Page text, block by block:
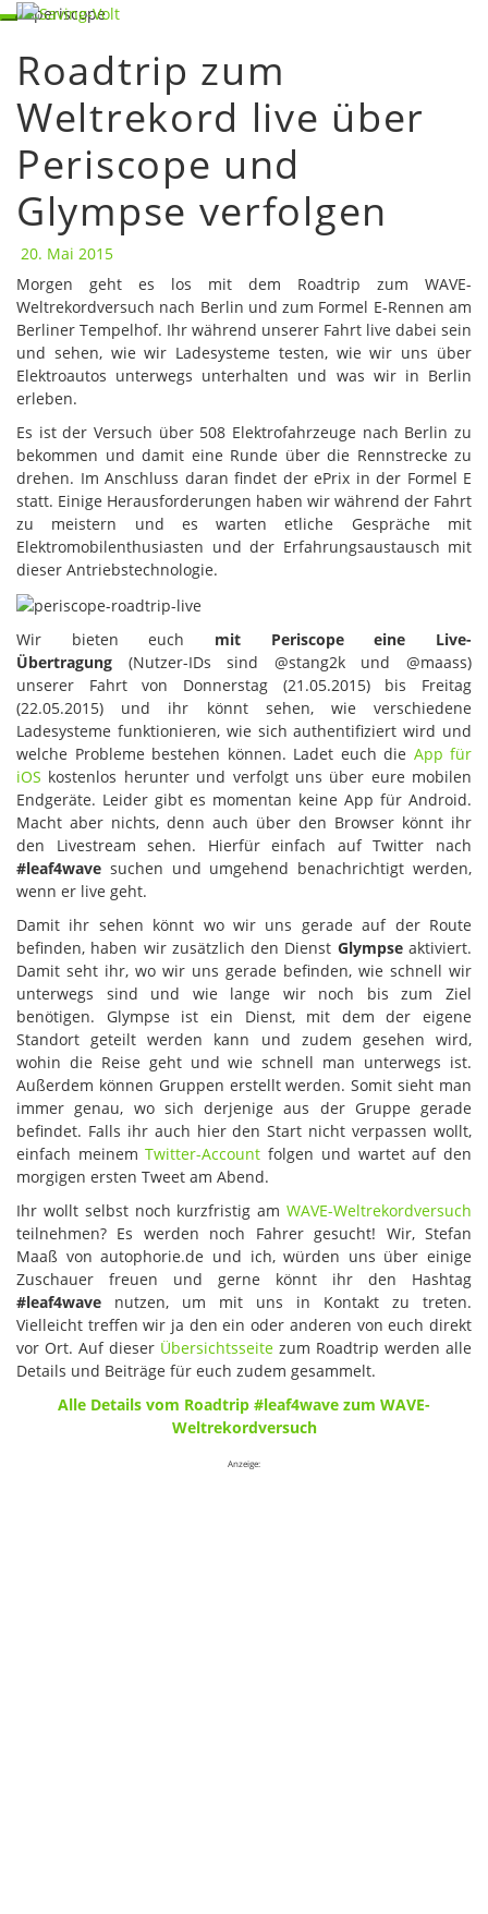
Skip
content
Toggle navigation
Roadtrip
zum
Weltrekord
live
über
Periscope
und
Glympse
verfolgen
Roadtrip zum
Weltrekord live über
Periscope und
Glympse verfolgen
20. Mai 2015
Morgen geht es los mit dem Roadtrip zum WAVE-
Weltrekordversuch nach Berlin und zum Formel E-Rennen am
Berliner Tempelhof. Ihr während unserer Fahrt live dabei sein
und sehen, wie wir Ladesysteme testen, wie wir uns über
Elektroautos unterwegs unterhalten und was wir in Berlin
erleben.
Es ist der Versuch über 508 Elektrofahrzeuge nach Berlin zu
bekommen und damit eine Runde über die Rennstrecke zu
drehen. Im Anschluss daran findet der ePrix in der Formel E
statt. Einige Herausforderungen haben wir während der Fahrt
zu meistern und es warten etliche Gespräche mit
Elektromobilenthusiasten und der Erfahrungsaustausch mit
dieser Antriebstechnologie.
Wir bieten euch mit Periscope eine Live-
Übertragung (Nutzer-IDs sind @stang2k und @maass)
unserer Fahrt von Donnerstag (21.05.2015) bis Freitag
(22.05.2015) und ihr könnt sehen, wie verschiedene
Ladesysteme funktionieren, wie sich authentifiziert wird und
welche Probleme bestehen können. Ladet euch die App für
iOS kostenlos herunter und verfolgt uns über eure mobilen
Endgeräte. Leider gibt es momentan keine App für Android.
Macht aber nichts, denn auch über den Browser könnt ihr
den Livestream sehen. Hierfür einfach auf Twitter nach
#leaf4wave suchen und umgehend benachrichtigt werden,
wenn er live geht.
Damit ihr sehen könnt wo wir uns gerade auf der Route
befinden, haben wir zusätzlich den Dienst Glympseaktiviert.
Damit seht ihr, wo wir uns gerade befinden, wie schnell wir
unterwegs sind und wie lange wir noch bis zum Ziel
benötigen. Glympse ist ein Dienst, mit dem der eigene
Standort geteilt werden kann und zudem gesehen wird,
wohin die Reise geht und wie schnell man unterwegs ist.
Außerdem können Gruppen erstellt werden. Somit sieht man
immer genau, wo sich derjenige aus der Gruppe gerade
befindet. Falls ihr auch hier den Start nicht verpassen wollt,
einfach meinemTwitter-Account folgen und wartet auf den
morgigen ersten Tweet am Abend.
Ihr wollt selbst noch kurzfristig am WAVE-Weltrekordversuch
teilnehmen? Es werden noch Fahrer gesucht! Wir, Stefan
Maaß von autophorie.de und ich, würden uns über einige
Zuschauer freuen und gerne könnt ihr den Hashtag
#leaf4wave nutzen, um mit uns in Kontakt zu treten.
Vielleicht treffen wir ja den ein oder anderen von euch direkt
vor Ort. Auf dieser Übersichtsseite zum Roadtrip werden alle
Details und Beiträge für euch zudem gesammelt.
Alle Details vom Roadtrip #leaf4wave zum WAVE-
Weltrekordversuch
Anzeige: